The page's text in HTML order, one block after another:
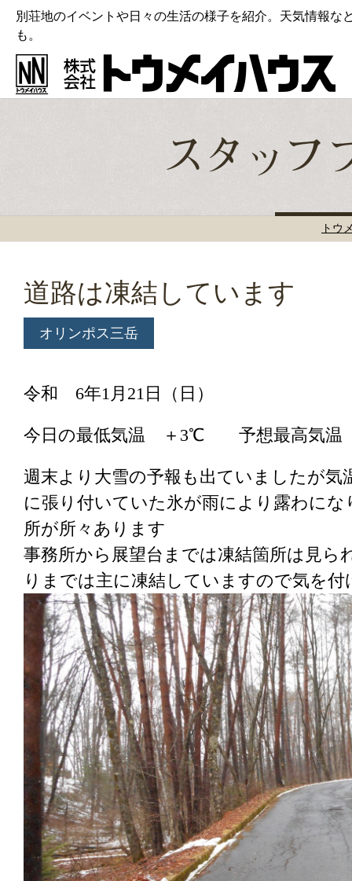
別荘地のイベントや日々の生活の様子を紹介。天気情報な
も。
トウ
道路は凍結しています
オリンポス三岳
令和 6年1月21日（日）
今日の最低気温 ＋3℃ 予想最高気
週末より大雪の予報も出ていましたが気
に張り付いていた氷が雨により露わに
所が所々あります
事務所から展望台までは凍結箇所は見ら
りまでは主に凍結していますので気を